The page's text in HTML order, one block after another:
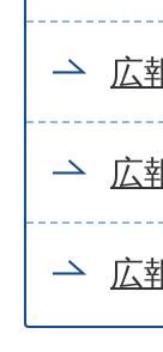
広
広
広